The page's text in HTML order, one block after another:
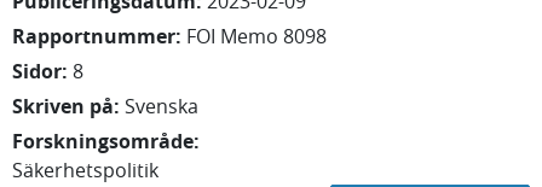
Rapportnummer: FOI Memo 8098
Sidor: 8
Skriven på: Svenska
Forskningsområde:
Säkerhetspolitik